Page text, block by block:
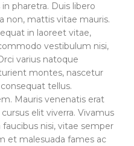
pharetra. Duis libero
non, mattis vitae mauris.
in laoreet vitae,
vestibulum nisi,
varius natoque
montes, nascetur
tellus.
Mauris venenatis erat
elit viverra. Vivamus
nisi, vitae semper
et malesuada fames ac